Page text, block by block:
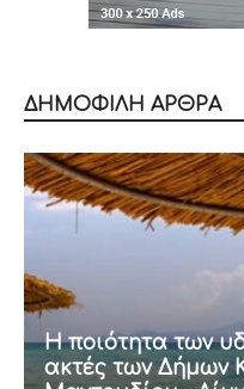
ΔΗΜΟΦΙΛΗ ΑΡΘΡΑ
Η ποιότητα των
ακτές των Δήμων